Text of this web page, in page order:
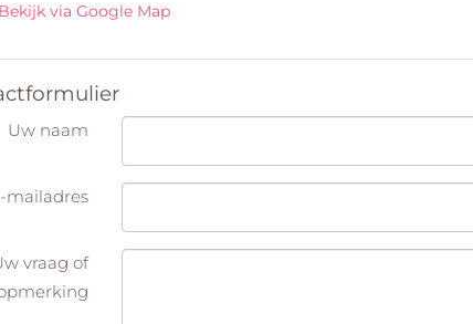
Bekijk via Google Map
Uw naam
mailadres
vraag of